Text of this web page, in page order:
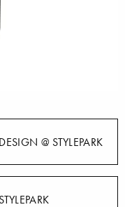
@ STYLEPARK